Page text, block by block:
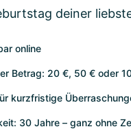
deiner
online
Betrag: 20 €, 50 € oder
kurzfristige
30 Jahre – ganz ohne